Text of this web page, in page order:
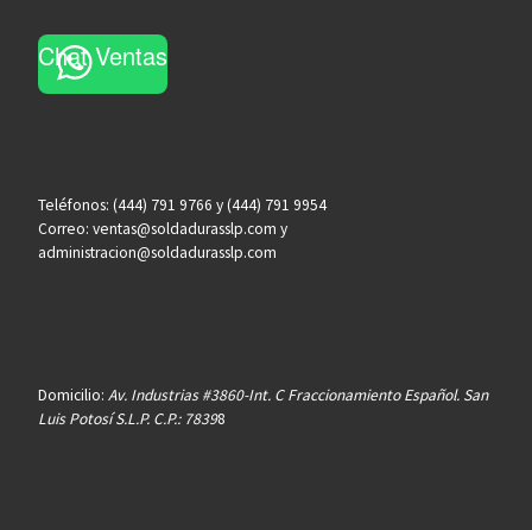
Chat Ventas
Teléfonos: (444) 791 9766 y (444) 791 9954
Correo: ventas@soldadurasslp.com y
administracion@soldadurasslp.com
Domicilio: Av. Industrias #3860-Int. C Fraccionamiento Español. San
Luis Potosí S.L.P. C.P.: 78398